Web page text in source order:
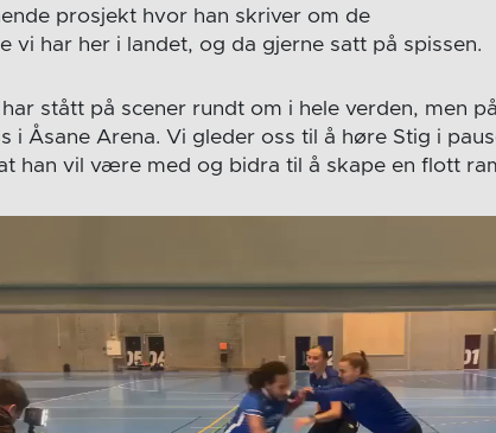
prosjekt hvor han skriver om de
vi har her i landet, og da gjerne satt på spissen.
har stått på scener rundt om i hele verden, men
i Åsane Arena. Vi gleder oss til å høre Stig i
han vil være med og bidra til å skape en flott